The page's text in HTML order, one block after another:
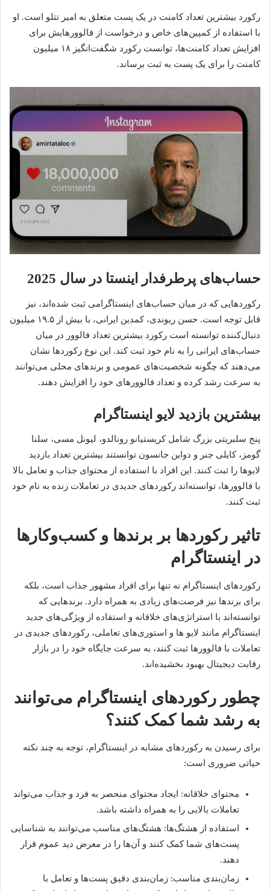
رکورد بیشترین تعداد کامنت در یک پست متعلق به امیر تتلو است. او
با استفاده از کمپین‌های خاص و درخواست از فالوورهایش برای
افزایش تعداد کامنت‌ها، توانست رکورد شگفت‌انگیز ۱۸ میلیون
کامنت را برای یک پست به ثبت برساند.
حساب‌های پرطرفدار اینستا در سال 2025
رکوردهایی که در میان حساب‌های اینستاگرامی ثبت شده‌اند، نیز
قابل توجه است. حسن ریوندی، کمدین ایرانی، با بیش از ۱۹.۵ میلیون
دنبال‌کننده توانسته است رکورد بیشترین تعداد فالوور در میان
حساب‌های ایرانی را به نام خود ثبت کند. این نوع رکوردها نشان
می‌دهند که چگونه شخصیت‌های عمومی و برندهای محلی می‌توانند
به سرعت رشد کرده و تعداد فالوورهای خود را افزایش دهند.
بیشترین بازدید لایو اینستاگرام
پنج سلبریتی بزرگ شامل کریستیانو رونالدو، لیونل مسی، سلنا
گومز، کایلی جنر و دواین جانسون توانستند بیشترین تعداد بازدید
لایو‌ها را ثبت کنند. این افراد با استفاده از محتوای جذاب و تعامل بالا
با فالوورها، توانسته‌اند رکوردهای جدیدی در تعاملات زنده به نام خود
ثبت کنند.
تاثیر رکوردها بر برندها و کسب‌وکارها
در اینستاگرام
رکوردهای اینستاگرام نه تنها برای افراد مشهور جذاب است، بلکه
برای برندها نیز فرصت‌های زیادی به همراه دارد. برندهایی که
توانسته‌اند با استراتژی‌های خلاقانه و استفاده از ویژگی‌های جدید
اینستاگرام مانند لایو ها و استوری‌های تعاملی، رکوردهای جدیدی در
تعاملات با فالوورها ثبت کنند، به سرعت جایگاه خود را در بازار
رقابت دیجیتال بهبود بخشیده‌اند.
چطور رکوردهای اینستاگرام می‌توانند
به رشد شما کمک کنند؟
برای رسیدن به رکوردهای مشابه در اینستاگرام، توجه به چند نکته
حیاتی ضروری است:
محتوای خلاقانه: ایجاد محتوای منحصر به فرد و جذاب می‌تواند
تعاملات بالایی را به همراه داشته باشد.
استفاده از هشتگ‌ها: هشتگ‌های مناسب می‌توانند به شناسایی
پست‌های شما کمک کنند و آن‌ها را در معرض دید عموم قرار
دهند.
زمان‌بندی مناسب: زمان‌بندی دقیق پست‌ها و تعامل با